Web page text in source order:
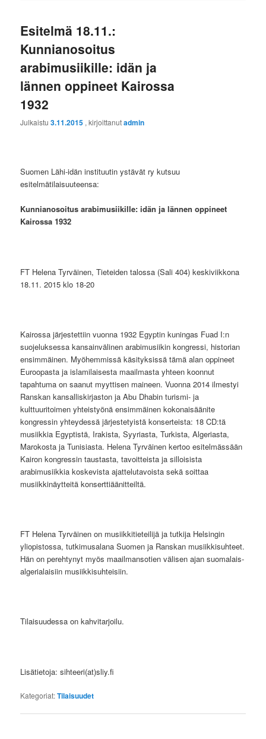
Esitelmä 18.11.:
Kunnianosoitus
arabimusiikille: idän ja
lännen oppineet Kairossa
1932
Julkaistu3.11.2015 , kirjoittanutadmin
Suomen Lähi-idän instituutin ystävät ry kutsuu
esitelmätilaisuuteensa:
Kunnianosoitus arabimusiikille: idän ja lännen oppineet
Kairossa 1932
FT Helena Tyrväinen, Tieteiden talossa (Sali 404) keskiviikkona
18.11. 2015 klo 18-20
Kairossa järjestettiin vuonna 1932 Egyptin kuningas Fuad I:n
suojeluksessa kansainvälinen arabimusiikin kongressi, historian
ensimmäinen. Myöhemmissä käsityksissä tämä alan oppineet
Euroopasta ja islamilaisesta maailmasta yhteen koonnut
tapahtuma on saanut myyttisen maineen. Vuonna 2014 ilmestyi
Ranskan kansalliskirjaston ja Abu Dhabin turismi- ja
kulttuuritoimen yhteistyönä ensimmäinen kokonaisäänite
kongressin yhteydessä järjestetyistä konserteista: 18 CD:tä
musiikkia Egyptistä, Irakista, Syyriasta, Turkista, Algeriasta,
Marokosta ja Tunisiasta. Helena Tyrväinen kertoo esitelmässään
Kairon kongressin taustasta, tavoitteista ja silloisista
arabimusiikkia koskevista ajattelutavoista sekä soittaa
musiikkinäytteitä konserttiäänitteiltä.
FT Helena Tyrväinen on musiikkitieteilijä ja tutkija Helsingin
yliopistossa, tutkimusalana Suomen ja Ranskan musiikkisuhteet.
Hän on perehtynyt myös maailmansotien välisen ajan suomalais-
algerialaisiin musiikkisuhteisiin.
Tilaisuudessa on kahvitarjoilu.
Lisätietoja: sihteeri(at)sliy.fi
Kategoriat:Tilaisuudet